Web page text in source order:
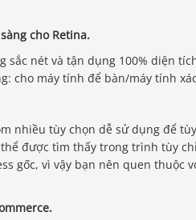
cho Retina.
sắc nét và tận dụng 100% diện
cho máy tính để bàn/máy tính
nhiều tùy chọn dễ sử dụng để
được tìm thấy trong trình tùy
gốc, vì vậy bạn nên quen thuộc